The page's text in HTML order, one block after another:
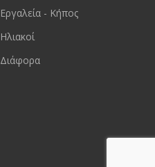
Εργαλεία - Κήπος
Ηλιακοί
Διάφορα